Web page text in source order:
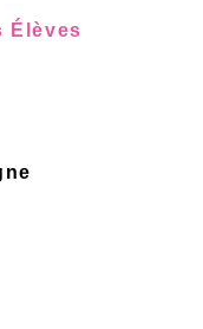
Élèves